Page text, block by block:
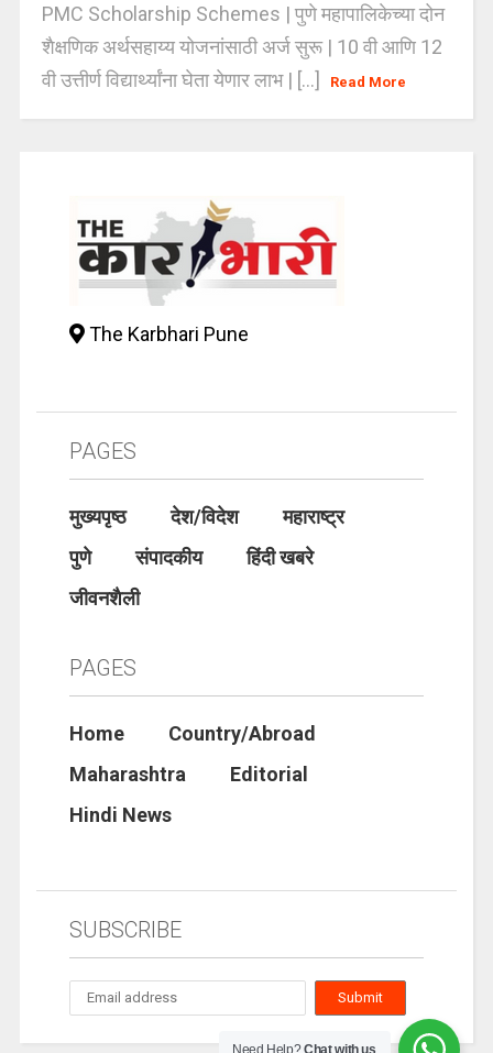
PMC Scholarship Schemes | पुणे महापालिकेच्या दोन
शैक्षणिक अर्थसहाय्य योजनांसाठी अर्ज सुरू | 10 वी आणि 12
वी उत्तीर्ण विद्यार्थ्यांना घेता येणार लाभ | [...]
Read More
The Karbhari Pune
PAGES
मुख्यपृष्ठ देश/विदेश
महाराष्ट्र
पुणे
संपादकीय
हिंदी खबरे
जीवनशैली
PAGES
Home
Country/Abroad
Maharashtra
Editorial
Hindi News
SUBSCRIBE
Need Help?Chat with us